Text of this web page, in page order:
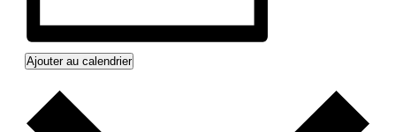
Ajouter au calendrier